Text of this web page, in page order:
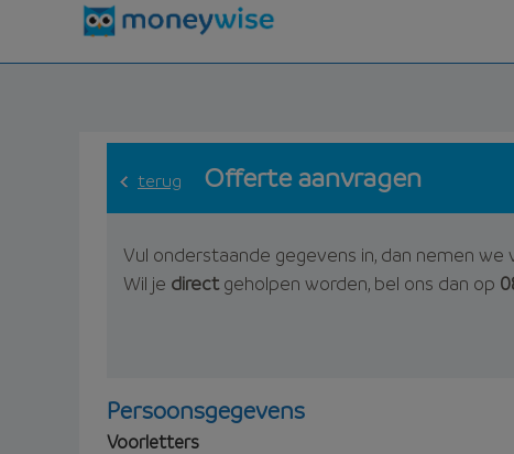
terug Offerte aanvragen
Vul onderstaande gegevens in, dan nemen
Wil je directgeholpen worden, bel ons dan op
Persoonsgegevens
Voorletters